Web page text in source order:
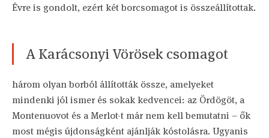
Évre is gondolt, ezért két borcsomagot is összeállítottak.
A Karácsonyi Vörösek csomagot
három olyan borból állították össze, amelyeket
mindenki jól ismer és sokak kedvencei: az Ördögöt, a
Montenuovot és a Merlot-t már nem kell bemutatni – ők
most mégis újdonságként ajánlják kóstolásra. Ugyanis